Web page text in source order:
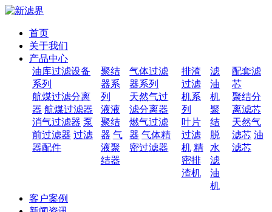
首页
关于我们
产品中心
油库过滤设备
系列
航煤过滤分离
器 航煤过滤器
消气过滤器 泵
前过滤器 过滤
器配件
聚结
器系
列
液液
聚结
器 气
液聚
结器
气体过滤
器系列
天然气过
滤分离器
燃气过滤
器 气体精
密过滤器
排渣
过滤
机系
列
叶片
过滤
机 精
密排
渣机
滤
油
机
聚
结
脱
水
滤
油
机
配套滤
芯
聚结分
离滤芯
天然气
滤芯 油
滤芯
客户案例